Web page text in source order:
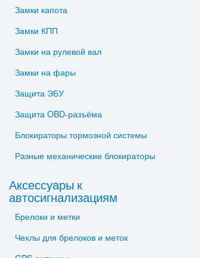
Замки капота
Замки КПП
Замки на рулевой вал
Замки на фары
Защита ЭБУ
Защита OBD-разъёма
Блокираторы тормозной системы
Разные механические блокираторы
Аксессуары к
автосигнализациям
Брелоки и метки
Чехлы для брелоков и меток